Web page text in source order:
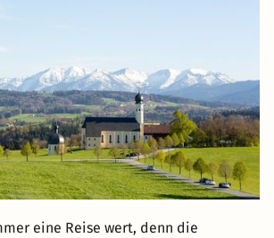
eine Reise wert, denn die